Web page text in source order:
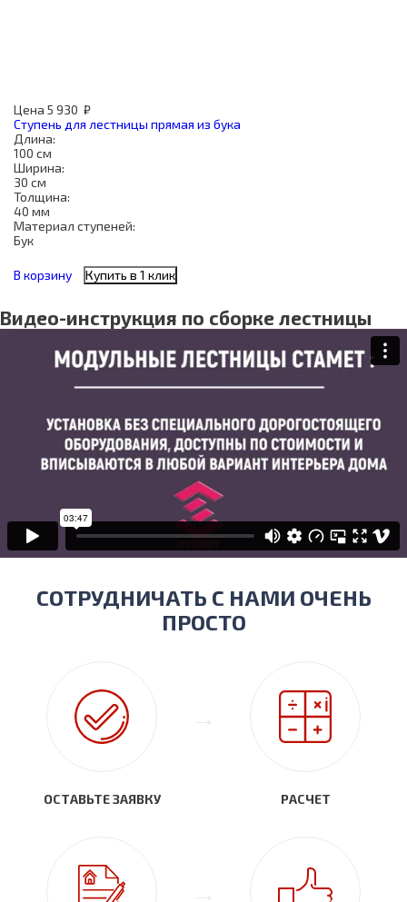
Цена 5 930 ₽
Ступень для лестницы прямая из бука
Длина:
100 см
Ширина:
30 см
Толщина:
40 мм
Материал ступеней:
Бук
В корзину Купить в 1 клик
Видео-инструкция по сборке лестницы
СОТРУДНИЧАТЬ С НАМИ ОЧЕНЬ
ПРОСТО
ОСТАВЬТЕ ЗАЯВКУ РАСЧЕТ